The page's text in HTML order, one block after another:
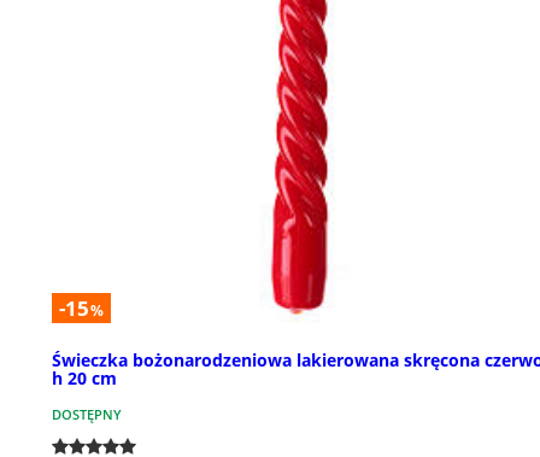
-15%
Świeczka bożonarodzeniowa lakierowana skręcona
h 20 cm
DOSTĘPNY